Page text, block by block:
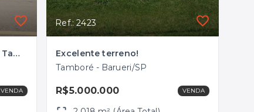
Terreno em Condomínio em Tamboré, Barueri/SP
VENDA
Ref.: 2423
Excelente terreno!
Tamboré - Barueri/SP
R$5.000.000 VENDA